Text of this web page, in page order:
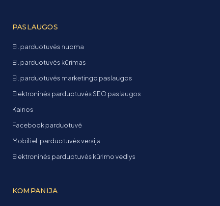
PASLAUGOS
El. parduotuvės nuoma
El. parduotuvės kūrimas
El. parduotuvės marketingo paslaugos
Elektroninės parduotuvės SEO paslaugos
Kainos
Facebook parduotuvė
Mobili el. parduotuvės versija
Elektroninės parduotuvės kūrimo vedlys
KOMPANIJA